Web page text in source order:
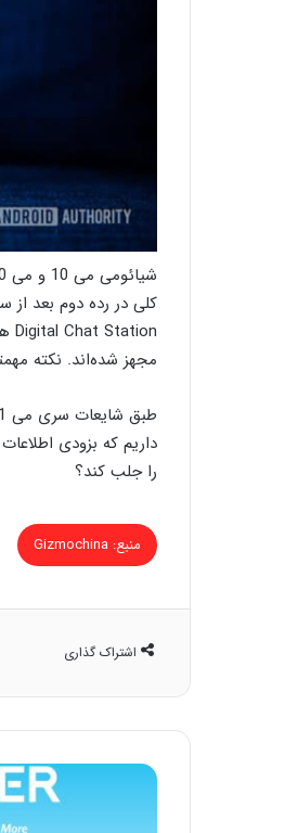
مجهز شده‌اند. نکته
داریم که بزودی
را جلب کند؟
منبع: Gizmochina
اشتراک گذاری